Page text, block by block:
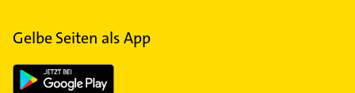
Gelbe Seiten als App